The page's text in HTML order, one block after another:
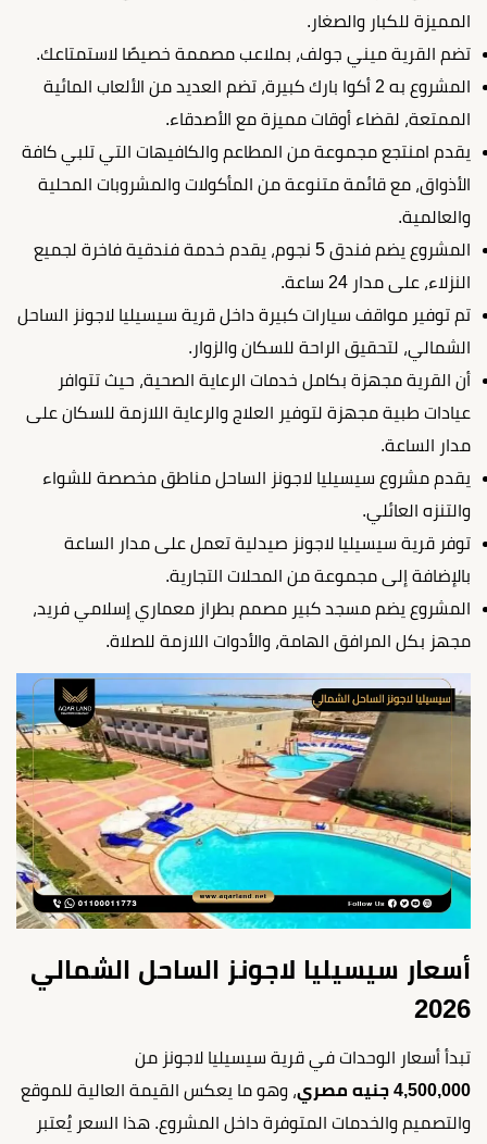
المميزة للكبار والصغار.
تضم القرية ميني جولف، بملاعب مصممة خصيصًا لاستمتاعك.
المشروع به 2 أكوا بارك كبيرة، تضم العديد من الألعاب المائية
الممتعة، لقضاء أوقات مميزة مع الأصدقاء.
يقدم امنتجع مجموعة من المطاعم والكافيهات التي تلبي كافة
الأذواق، مع قائمة متنوعة من المأكولات والمشروبات المحلية
والعالمية.
المشروع يضم فندق 5 نجوم، يقدم خدمة فندقية فاخرة لجميع
النزلاء، على مدار 24 ساعة.
تم توفير مواقف سيارات كبيرة داخل قرية سيسيليا لاجونز الساحل
الشمالي، لتحقيق الراحة للسكان والزوار.
أن القرية مجهزة بكامل خدمات الرعاية الصحية، حيث تتوافر
عيادات طبية مجهزة لتوفير العلاج والرعاية اللازمة للسكان على
مدار الساعة.
يقدم مشروع سيسيليا لاجونز الساحل مناطق مخصصة للشواء
والتنزه العائلي.
توفر قرية سيسيليا لاجونز صيدلية تعمل على مدار الساعة
بالإضافة إلى مجموعة من المحلات التجارية.
المشروع يضم مسجد كبير مصمم بطراز معماري إسلامي فريد،
مجهز بكل المرافق الهامة، والأدوات اللازمة للصلاة.
أسعار سيسيليا لاجونز الساحل الشمالي
2026
تبدأ أسعار الوحدات في قرية سيسيليا لاجونز من
4,500,000 جنيه مصري، وهو ما يعكس القيمة العالية للموقع
والتصميم والخدمات المتوفرة داخل المشروع. هذا السعر يُعتبر